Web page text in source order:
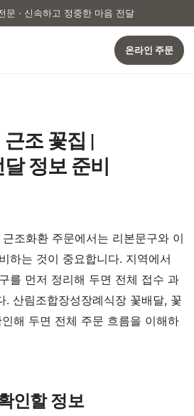
문 · 신속하고 정중한 마음 전달
온라인 주문
조 꽃집 |
정보 준비
근조화환 주문에서는 리본문구와 이
하는 것이 중요합니다. 지역에서
를 먼저 정리해 두면 전체 접수 과
. 산림조합장성장례식장 꽃배달, 꽃
해 두면 전체 주문 흐름을 이해하
인할 정보